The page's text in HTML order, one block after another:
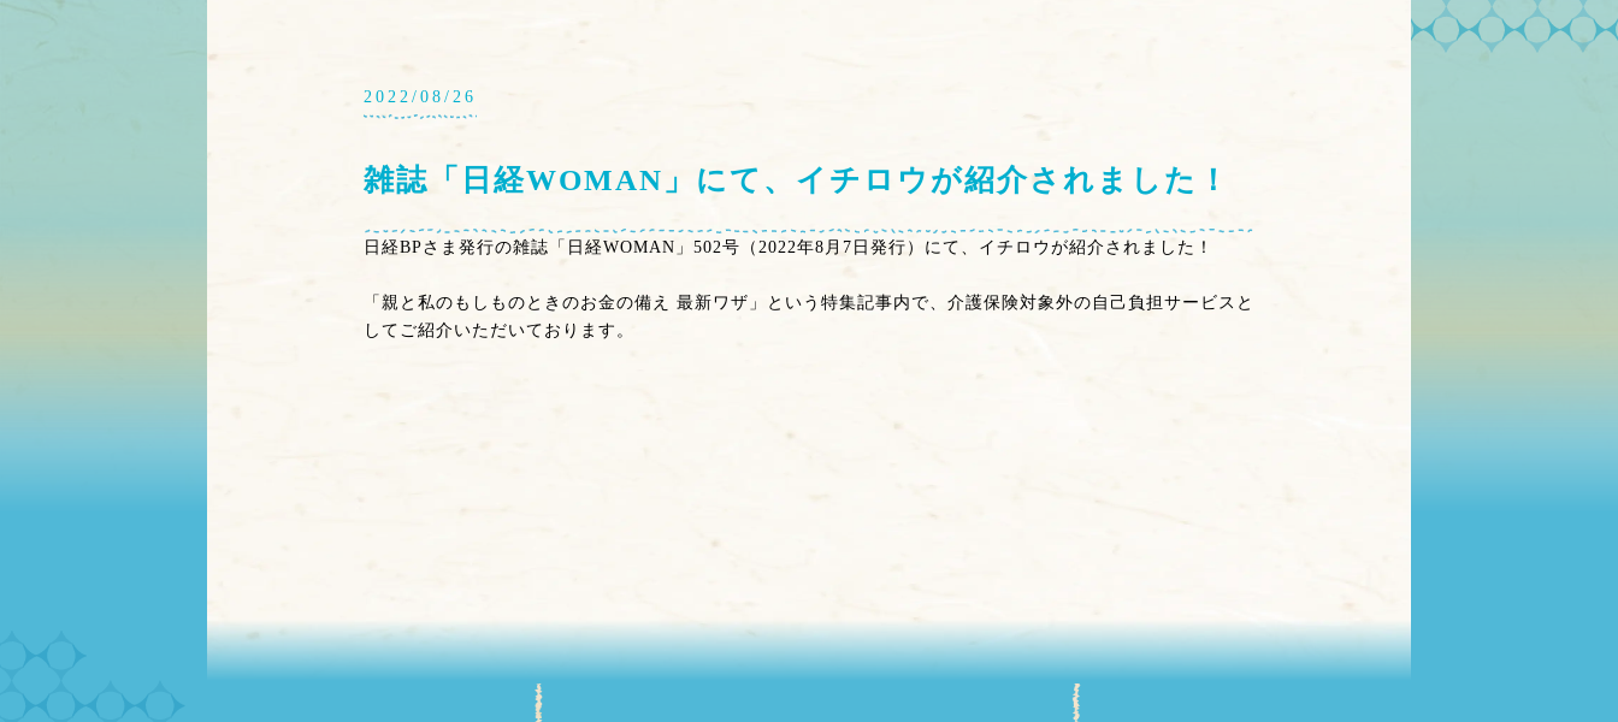
2022/08/26
雑誌「日経WOMAN」にて、イチロウが紹介されました！
日経BPさま発行の雑誌「日経WOMAN」502号（2022年8月7日発行）にて、イチロウが紹介されました！
「親と私のもしものときのお金の備え 最新ワザ」という特集記事内で、介護保険対象外の自己負担サービスと
してご紹介いただいております。